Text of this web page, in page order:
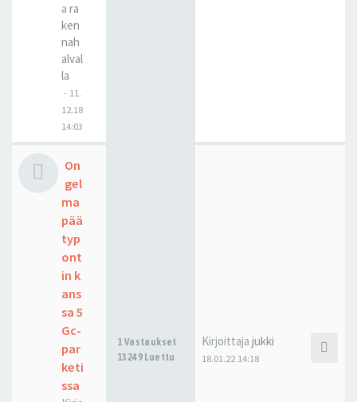
a ra
ken
nah
alval
la
- 11.
12.18
14:03
On
gel
ma
pää
typ
ont
in k
ans
sa 5
Gc-
par
keti
ssa
1 Vastaukset
13249 Luettu
Kirjoittaja jukki
18.01.22 14:18